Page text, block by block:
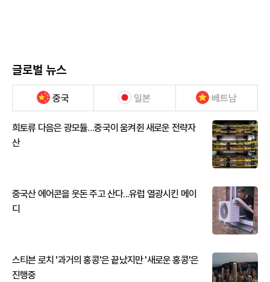
글로벌 뉴스
중국 일본 베트남
희토류 다음은 광모듈…중국이 움켜쥔 새로운 전략자
산
중국산 에어콘을 웃돈 주고 산다...유럽 열광시킨 메이
디
스티븐 로치 '과거의 홍콩'은 끝났지만 '새로운 홍콩'은
진행중